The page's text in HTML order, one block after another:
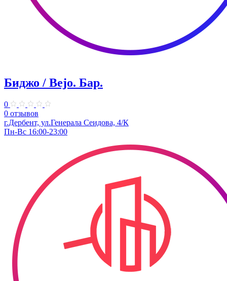
Биджо / Bejo. ​Бар.
0
0 отзывов
г.Дербент, ​ул.Генерала Сеидова, 4/К
Пн-Вс 16:00-23:00